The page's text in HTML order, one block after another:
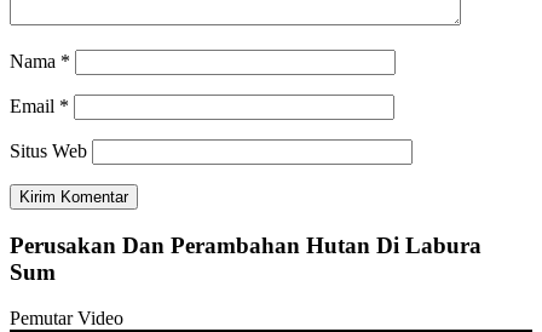
Nama *
Email *
Situs Web
Perusakan Dan Perambahan Hutan Di Labura
Sum
Pemutar Video